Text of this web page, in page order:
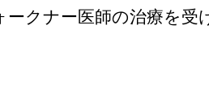
ークナー医師の治療を受